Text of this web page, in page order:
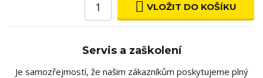
VLOŽIT DO KOŠÍKU
Servis a zaškolení
Je samozřejmostí, že našim zákazníkům poskytujeme plný